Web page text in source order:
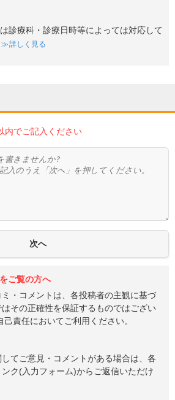
は診療科・診療日時等によっては対応して
詳しく見る
内でご記入ください
ご覧の方へ
・コメントは、各投稿者の主観に基づ
その正確性を保証するものではござい
責任においてご利用ください。
てご意見・コメントがある場合は、各
ク(入力フォーム)からご返信いただけ